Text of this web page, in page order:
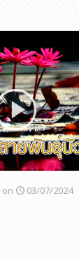
on
03/07/2024